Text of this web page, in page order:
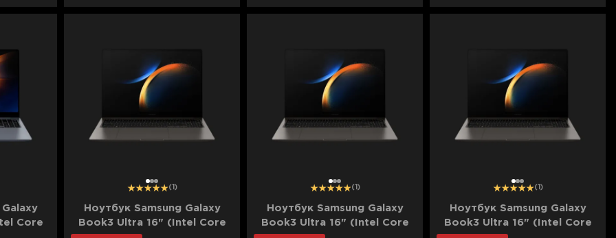
(Standard)
(Standard)
(Standard)
Core
12 3 (1)
Ноутбук Samsung Galaxy
Book3 Ultra 16" (Intel Core
12 3 (1)
Ноутбук Samsung Galaxy
Book3 Ultra 16" (Intel Core
12 3 (1)
Ноутбук Samsung Galaxy
Book3 Ultra 16" (Intel Core